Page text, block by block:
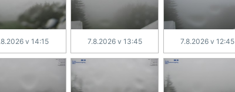
v 14:15 7.8.2026 v 13:45 7.8.2026 v 12:45